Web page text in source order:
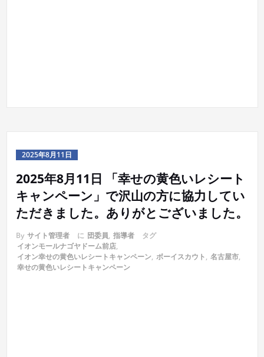
2025年8月11日
2025年8月11日 「幸せの黄色いレシート
キャンペーン」で沢山の方に協力してい
ただきました。ありがとございました。
By サイト管理者 に 団委員, 指導者
タグ
イオンモールナゴヤドーム前店,
イオン幸せの黄色いレシートキャンペーン, ボーイスカウト, 名古屋市,
幸せの黄色いレシートキャンペーン